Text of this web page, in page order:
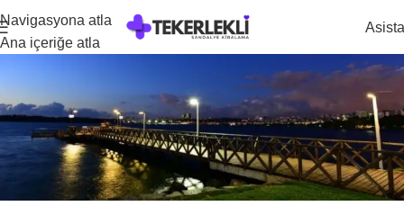
Navigasyona atla
Ana içeriğe atla